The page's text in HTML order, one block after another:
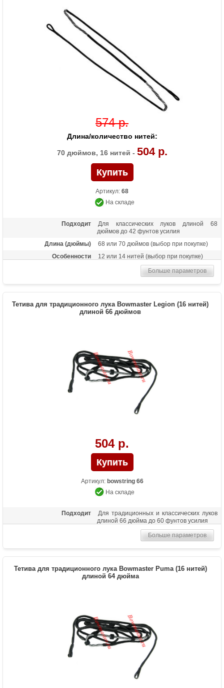
574 р.
Длина/количество нитей:
70 дюймов, 16 нитей - 504 р.
Артикул: 68
На складе
Подходит
Для классических луков длиной 68
дюймов до 42 фунтов усилия
Длина (дюймы)
68 или 70 дюймов (выбор при покупке)
Особенности
12 или 14 нитей (выбор при покупке)
Больше параметров
Тетива для традиционного лука Bowmaster Legion (16 нитей)
длиной 66 дюймов
504 р.
Артикул: bowstring 66
На складе
Подходит
Для традиционных и классических луков
длиной 66 дюйма до 60 фунтов усилия
Больше параметров
Тетива для традиционного лука Bowmaster Puma (16 нитей)
длиной 64 дюйма